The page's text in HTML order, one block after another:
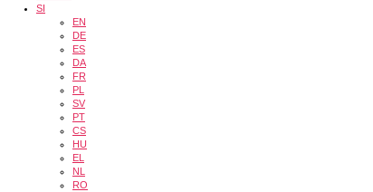
SI
EN
DE
ES
DA
FR
PL
SV
PT
CS
HU
EL
NL
RO